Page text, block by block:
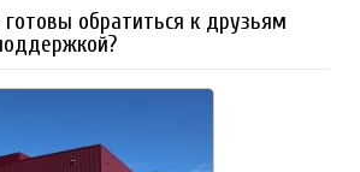
готовы обратиться к друзьям